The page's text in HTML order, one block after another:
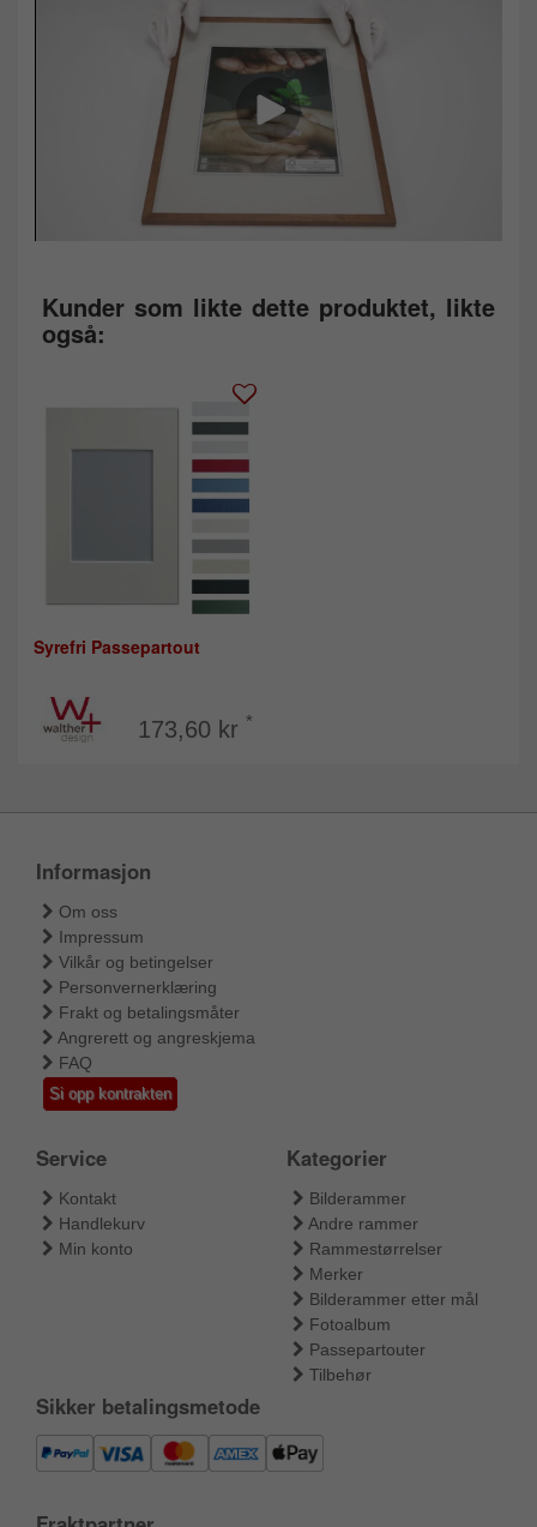
Kunder som likte dette produktet, likte
også:
Syrefri Passepartout
173,60 kr *
Informasjon
Om oss
Impressum
Vilkår og betingelser
Personvernerklæring
Frakt og betalingsmåter
Angrerett og angreskjema
FAQ
Si opp kontrakten
Service
Kontakt
Handlekurv
Min konto
Kategorier
Bilderammer
Andre rammer
Rammestørrelser
Merker
Bilderammer etter mål
Fotoalbum
Passepartouter
Tilbehør
Sikker betalingsmetode